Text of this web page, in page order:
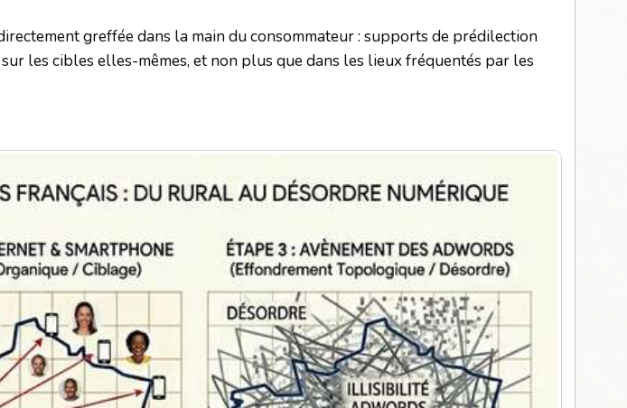
greffée dans la main du consommateur : supports de prédilection
les cibles elles-mêmes, et non plus que dans les lieux fréquentés par les